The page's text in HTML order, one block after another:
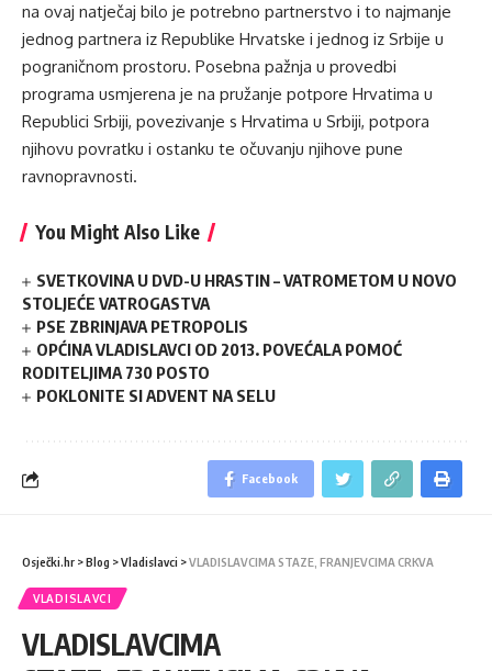
na ovaj natječaj bilo je potrebno partnerstvo i to najmanje
jednog partnera iz Republike Hrvatske i jednog iz Srbije u
pograničnom prostoru. Posebna pažnja u provedbi
programa usmjerena je na pružanje potpore Hrvatima u
Republici Srbiji, povezivanje s Hrvatima u Srbiji, potpora
njihovu povratku i ostanku te očuvanju njihove pune
ravnopravnosti.
You Might Also Like
SVETKOVINA U DVD-U HRASTIN – VATROMETOM U NOVO
STOLJEĆE VATROGASTVA
PSE ZBRINJAVA PETROPOLIS
OPĆINA VLADISLAVCI OD 2013. POVEĆALA POMOĆ
RODITELJIMA 730 POSTO
POKLONITE SI ADVENT NA SELU
Facebook
Osječki.hr >Blog >Vladislavci >VLADISLAVCIMA STAZE, FRANJEVCIMA CRKVA
VLADISLAVCI
VLADISLAVCIMA